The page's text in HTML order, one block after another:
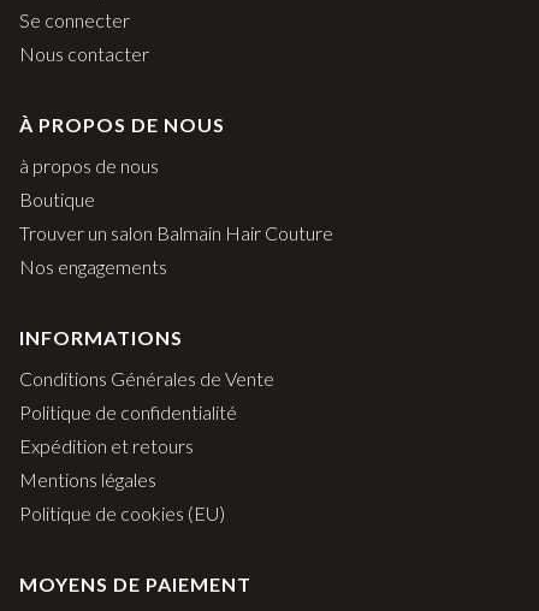
Se connecter
Nous contacter
À PROPOS DE NOUS
à propos de nous
Boutique
Trouver un salon Balmain Hair Couture
Nos engagements
INFORMATIONS
Conditions Générales de Vente
Politique de confidentialité
Expédition et retours
Mentions légales
Politique de cookies (EU)
MOYENS DE PAIEMENT